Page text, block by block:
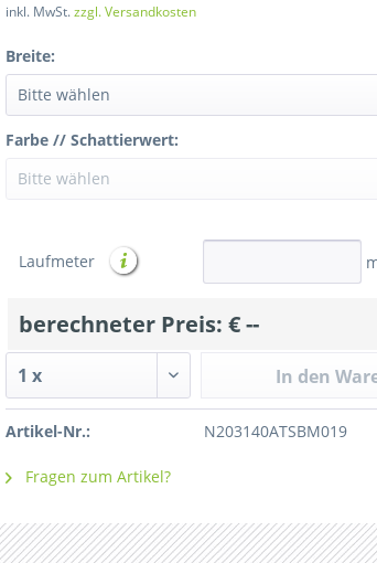
Stallbelüftungsnetz
inkl. MwSt.zzgl. Versandkosten
Breite:
Farbe // Schattierwert:
Laufmeter
berechneter Preis: €--
In den
Artikel-Nr.: N203140ATSBM019
Fragen zum Artikel?